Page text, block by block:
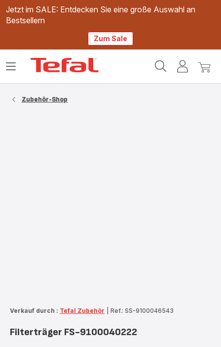
Jetzt im SALE: Entdecken Sie eine große Auswahl an
Bestsellern
Zum Sale
Mein
Mein
Das
Zubehör-Shop
Verkauf durch : Tefal Zubehör Ref.: SS-9100046543
Filterträger FS-9100040222